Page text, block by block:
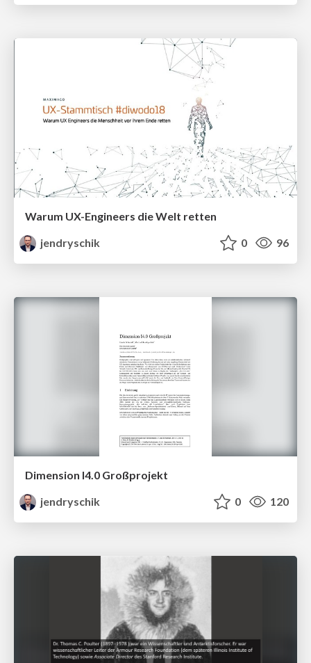
Warum UX-Engineers die Welt retten
jendryschik
0 96
Dimension I4.0 Großprojekt
jendryschik
0 120